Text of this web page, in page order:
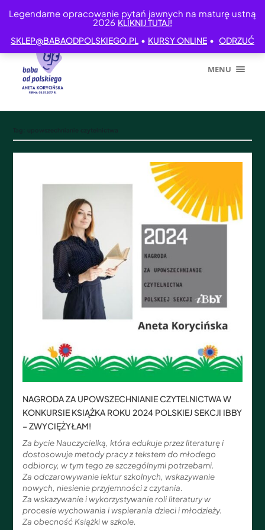
Legendarne opracowanie pytań jawnych na maturę ustną
2026 KLIKNIJ TUTAJ!
SKLEP@BABAODPOLSKIEGO.PL • KURSY ONLINE • ODRZUĆ
MENU
NAGRODA ZA UPOWSZECHNIANIE CZYTELNICTWA W
KONKURSIE KSIĄŻKA ROKU 2024 POLSKIEJ SEKCJI IBBY
– ZWYCIĘŻYŁAM!
Za bycie Nauczycielką, która edukuje przez literaturę i
dostosowuje metody pracy z tekstem do młodego
odbiorcy, w tym tego ze szczególnymi potrzebami.
Za odczarowywanie lektur szkolnych, wskazywanie
nowych, niesienie przyjemności z czytania.
Za wskazywanie i wykorzystywanie roli literatury w
procesie wychowania i wspierania dzieci i młodzieży.
Za obecność Książki w szkole.